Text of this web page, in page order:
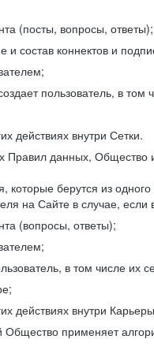
(посты, вопросы, ответы);
состав коннектов и
пользователь, в том
действиях внутри Сетки.
данных, Общество
берутся из одного
на Сайте в случае,
(вопросы, ответы);
в том числе их
действиях внутри
применяет